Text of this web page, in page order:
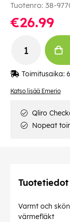
Katso lisää Emerio
Tuotenro: 38-
€26.99
Toimitusaika:
Qliro
Nopeat
Tuotetiedot
Varmt och
värmefläkt